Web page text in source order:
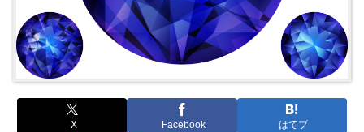
X Facebook はてブ